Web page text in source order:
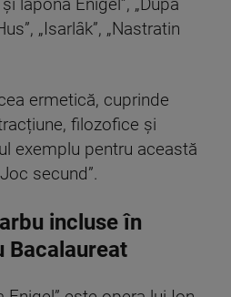
lapona Enigel”, „După
„Isarlâk”, „Nastratin
ermetică, cuprinde
filozofice și
exemplu pentru această
secund”.
incluse în
Bacalaureat